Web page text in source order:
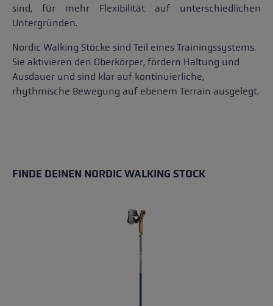
sind, für mehr Flexibilität auf unterschiedlichen
Untergründen.
Nordic Walking Stöcke sind Teil eines Trainingssystems.
Sie aktivieren den Oberkörper, fördern Haltung und
Ausdauer und sind klar auf kontinuierliche,
rhythmische Bewegung auf ebenem Terrain ausgelegt.
FINDE DEINEN NORDIC WALKING STOCK